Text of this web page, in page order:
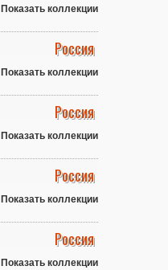
Показать коллекции
Россия
Показать коллекции
Россия
Показать коллекции
Россия
Показать коллекции
Россия
Показать коллекции